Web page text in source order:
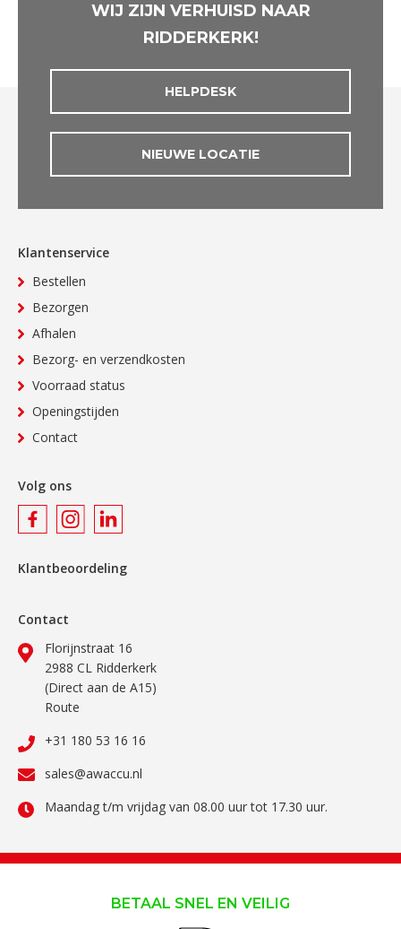
WIJ ZIJN VERHUISD NAAR
RIDDERKERK!
HELPDESK
NIEUWE LOCATIE
Klantenservice
Bestellen
Bezorgen
Afhalen
Bezorg- en verzendkosten
Voorraad status
Openingstijden
Contact
Volg ons
Klantbeoordeling
Contact
Florijnstraat 16
2988 CL Ridderkerk
(Direct aan de A15)
Route
+31 180 53 16 16
sales@awaccu.nl
Maandag t/m vrijdag van 08.00 uur tot 17.30 uur.
BETAAL SNEL EN VEILIG